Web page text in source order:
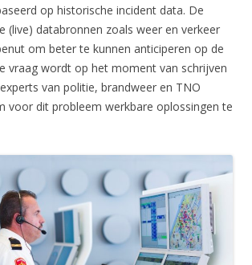
op historische incident data. De
(live) databronnen zoals weer en verkeer
om beter te kunnen anticiperen op de
vraag wordt op het moment van schrijven
van politie, brandweer en TNO
voor dit probleem werkbare oplossingen te